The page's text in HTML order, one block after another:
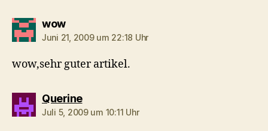
wowsagt:
Juni 21, 2009 um 22:18 Uhr
wow,sehr guter artikel.
Querinesagt:
Juli 5, 2009 um 10:11 Uhr